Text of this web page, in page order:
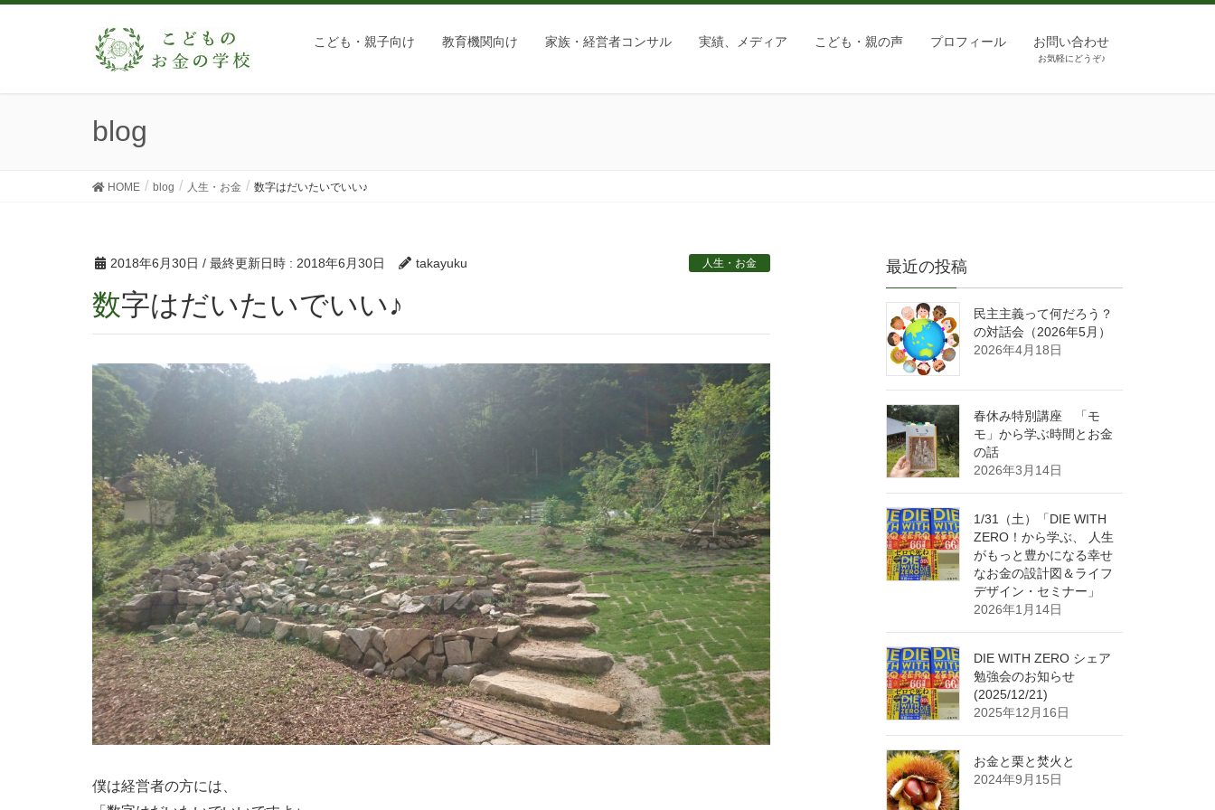
こども・親子向け 教育機関向け 家族・経営者コンサル 実績、メディア こども・親の声 プロフィール お問い合わせ
お気軽にどうぞ♪
blog
HOME blog 人生・お金 数字はだいたいでいい♪
2018年6月30日 / 最終更新日時 : 2018年6月30日 takayuku 人生・お金
数字はだいたいでいい♪
僕は経営者の方には、
最近の投稿
民主主義って何だろう？
の対話会（2026年5月）
2026年4月18日
春休み特別講座 「モ
モ」から学ぶ時間とお金
の話
2026年3月14日
1/31（土）「DIE WITH
ZERO！から学ぶ、 人生
がもっと豊かになる幸せ
なお金の設計図＆ライフ
デザイン・セミナー」
2026年1月14日
DIE WITH ZERO シェア
勉強会のお知らせ
(2025/12/21)
2025年12月16日
お金と栗と焚火と
2024年9月15日